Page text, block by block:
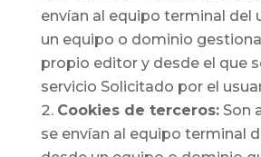
envían al equipo terminal del
un equipo o dominio
propio editor y desde el que
servicio Solicitado por el
Cookies de terceros:Son
se envían al equipo terminal